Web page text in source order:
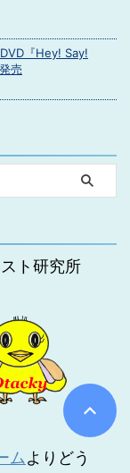
『Hey! Say!
売
ト研究所
ムよりどう